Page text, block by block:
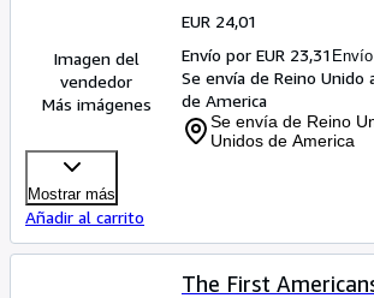
Imagen del
vendedor
Más imágenes
EUR 24,01
Envío por EUR 23,31
Se envía de Reino Unido
de America
Se envía de Reino
Unidos de America
Mostrar más
Añadir al carrito
The First